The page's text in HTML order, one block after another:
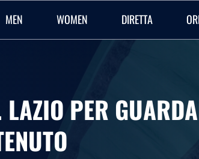
MEN WOMEN DIRETTA
PER